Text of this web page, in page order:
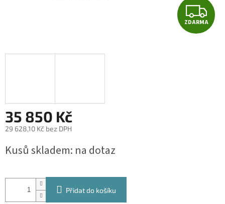
Z
D
ZDARMA
35 850 Kč
29 628,10 Kč bez DPH
cena:
Kusů skladem: na dotaz
Přidat do košíku